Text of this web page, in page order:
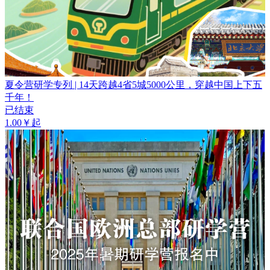
夏令营研学专列 | 14天跨越4省5城5000公里，穿越中国上下五
千年！
已结束
1.00￥起